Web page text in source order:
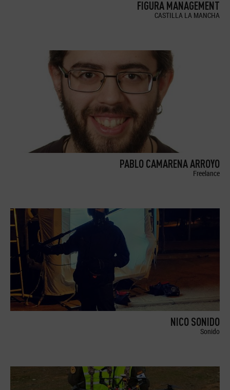
FIGURA MANAGEMENT
CASTILLA LA MANCHA
PABLO CAMARENA ARROYO
Freelance
NICO SONIDO
Sonido